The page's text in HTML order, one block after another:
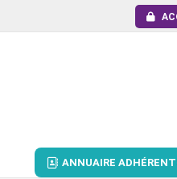
ANNUAIRE